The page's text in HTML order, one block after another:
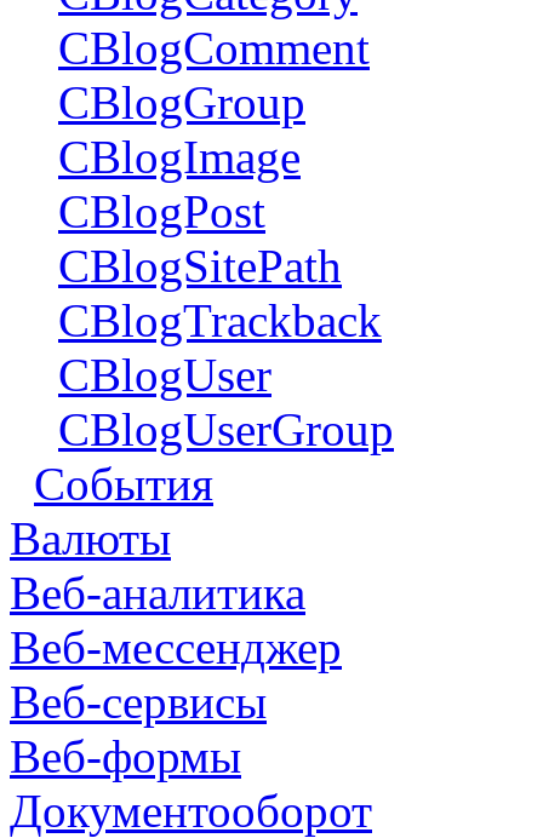
CBlogComment
CBlogGroup
CBlogImage
CBlogPost
CBlogSitePath
CBlogTrackback
CBlogUser
CBlogUserGroup
События
Валюты
Веб-аналитика
Веб-мессенджер
Веб-сервисы
Веб-формы
Документооборот